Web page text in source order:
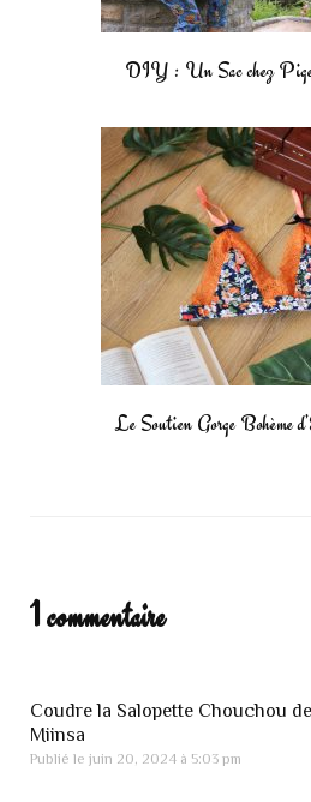
DIY : Un Sac chez
Le Soutien Gorge Bohème
1 commentaire
Coudre la Salopette Chouchou
Miinsa
Publié le juin 20, 2024 à 5:03 pm